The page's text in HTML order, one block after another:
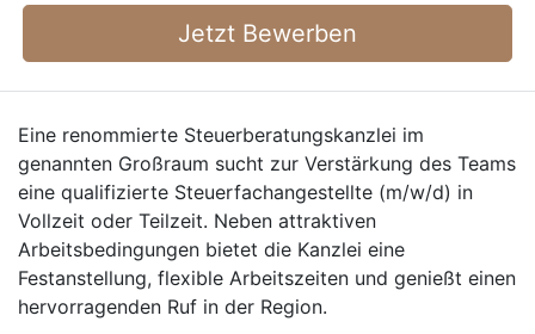
Jetzt Bewerben
Eine renommierte Steuerberatungskanzlei im
genannten Großraum sucht zur Verstärkung des Teams
eine qualifizierte Steuerfachangestellte (m/w/d) in
Vollzeit oder Teilzeit. Neben attraktiven
Arbeitsbedingungen bietet die Kanzlei eine
Festanstellung, flexible Arbeitszeiten und genießt einen
hervorragenden Ruf in der Region.